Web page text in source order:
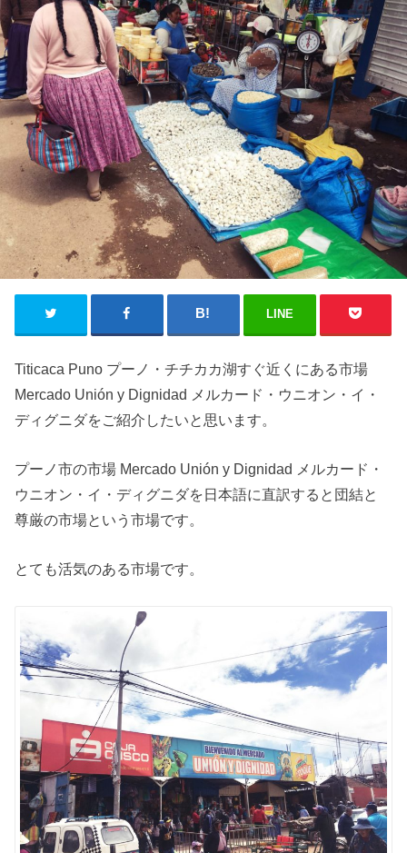
LINE
Titicaca Puno プーノ・チチカカ湖すぐ近くにある市場
Mercado Unión y Dignidad メルカード・ウニオン・イ・
ディグニダをご紹介したいと思います。
プーノ市の市場 Mercado Unión y Dignidad メルカード・
ウニオン・イ・ディグニダを日本語に直訳すると団結と
尊厳の市場という市場です。
とても活気のある市場です。